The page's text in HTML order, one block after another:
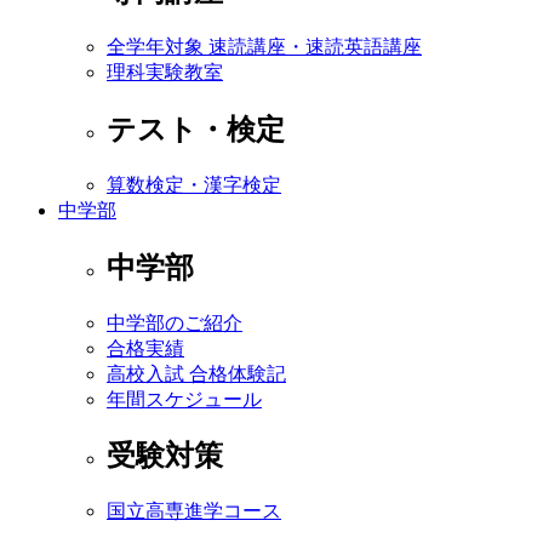
全学年対象 速読講座・速読英語講座
理科実験教室
テスト・検定
算数検定・漢字検定
中学部
中学部
中学部のご紹介
合格実績
高校入試 合格体験記
年間スケジュール
受験対策
国立高専進学コース